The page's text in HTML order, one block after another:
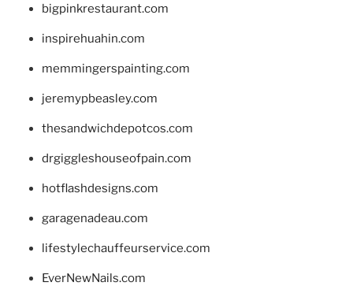
bigpinkrestaurant.com
inspirehuahin.com
memmingerspainting.com
jeremypbeasley.com
thesandwichdepotcos.com
drgiggleshouseofpain.com
hotflashdesigns.com
garagenadeau.com
lifestylechauffeurservice.com
EverNewNails.com